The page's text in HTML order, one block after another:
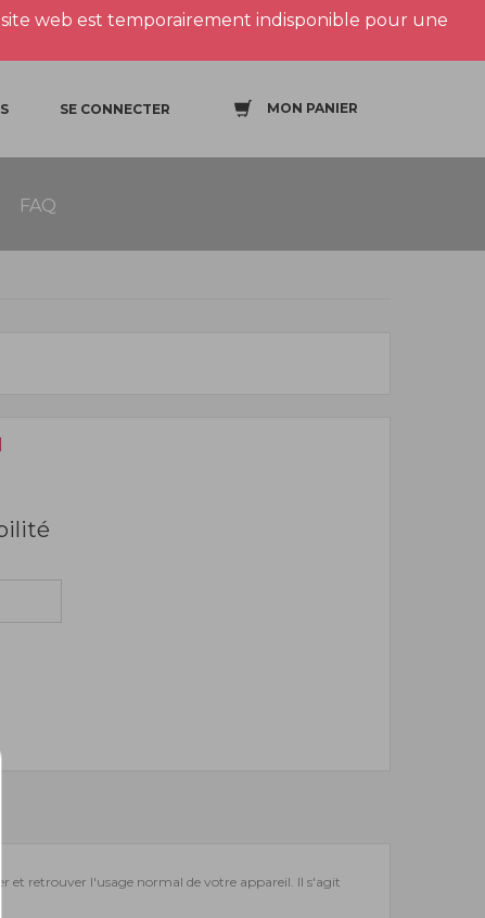
web est temporairement indisponible pour une
SE CONNECTER MON PANIER
FAQ
et retrouver l'usage normal de votre appareil. Il s'agit